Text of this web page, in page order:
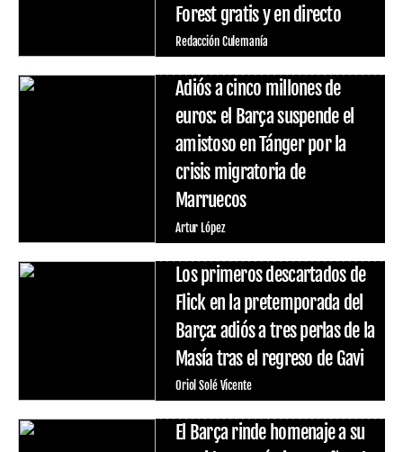
Forest gratis y en directo
Redacción Culemanía
Adiós a cinco millones de
euros: el Barça suspende el
amistoso en Tánger por la
crisis migratoria de
Marruecos
Artur López
Los primeros descartados de
Flick en la pretemporada del
Barça: adiós a tres perlas de la
Masía tras el regreso de Gavi
Oriol Solé Vicente
El Barça rinde homenaje a su